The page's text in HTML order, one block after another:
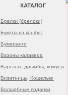
КАТАЛОГ
Брелки (брелоки)
Букеты из конфет
Бумеранги
Вазоны калавера
Варганы, дрымбы, хомусы
Визитницы, Кошельки
Волшебные подарки